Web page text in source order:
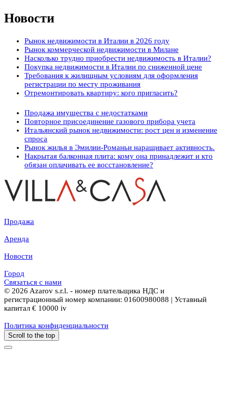
Новости
Рынок недвижимости в Италии в 2026 году
Рынок коммерческой недвижимости в Милане
Насколько трудно приобрести недвижимость в Италии?
Покупка недвижимости в Италии по сниженной цене
Требования к жилищным условиям для оформления
регистрации по месту проживания
Отремонтировать квартиру: кого пригласить?
Продажа имущества с недостатками
Повторное присоединение газового прибора учета
Итальянский рынок недвижимости: рост цен и изменение
спроса
Рынок жилья в Эмилии-Романьи наращивает активность.
Накрытая балконная плита: кому она принадлежит и кто
обязан оплачивать ее восстановление?
Продажа
Аренда
Новости
Город
Связаться с нами
© 2026 Azarov s.r.l. - номер плательщика НДС и
регистрационный номер компании: 01600980088 | Уставный
капитал € 10000 iv
Политика конфиденциальности
Scroll to the top